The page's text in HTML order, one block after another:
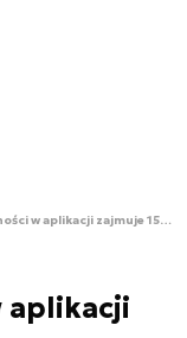
Naprawa podatności w aplikacji zajmuje 15 tygodni
aplikacji